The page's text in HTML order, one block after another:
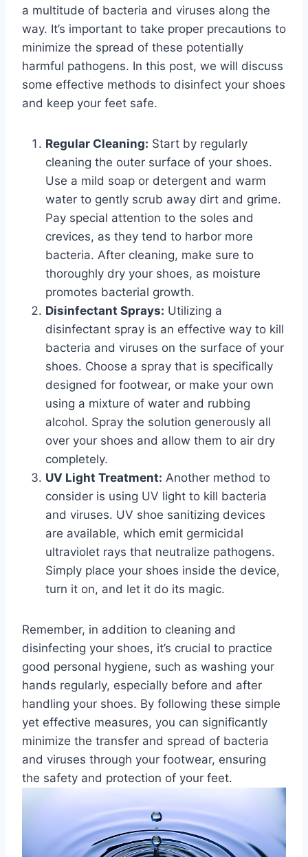
a⁤ multitude of​ bacteria and viruses along ⁣the
way. It’s important ‍to take proper precautions to
minimize the spread of‌ these⁢ potentially
harmful pathogens. In this post, we will discuss
some effective methods to⁤ disinfect your shoes‌
and ⁤keep‍ your feet‌ safe.
Regular Cleaning: Start by regularly
cleaning the outer surface of your ⁢shoes.
Use a mild soap or detergent and warm
water to gently scrub away dirt and‍ grime.
Pay special ​attention ‌to the soles ⁤and
crevices, as they tend to harbor more
bacteria. After cleaning, make sure to
thoroughly dry your shoes, ⁤as moisture⁢
promotes bacterial ⁢growth.
Disinfectant Sprays: Utilizing a​
disinfectant spray is an effective way to kill
bacteria and viruses on the surface of your
shoes. Choose⁤ a spray that is specifically
designed for footwear, or make your own
using a mixture of water ⁢and rubbing
‍alcohol.⁢ Spray the solution generously all
over your shoes and allow them to air dry
completely.
UV⁣ Light Treatment: Another⁤ method to
consider is⁣ using UV light to kill bacteria‍
and viruses. UV ⁣shoe sanitizing⁣ devices
are available, which⁢ emit germicidal
⁤ultraviolet rays that neutralize pathogens.
Simply place your shoes inside the device,‍
turn it on, and let it do its magic.
Remember, in addition ⁢to ⁢cleaning and
disinfecting your shoes, it’s crucial to practice ​
good personal hygiene, such ⁣as washing your
hands regularly, especially before and after
handling your shoes. By following these simple
yet effective measures, you can ‍significantly
minimize the transfer and spread of bacteria
and viruses through your footwear, ensuring
the safety and protection of ‍your feet.